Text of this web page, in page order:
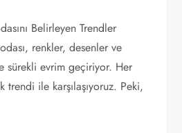
Belirleyen Trendler
renkler, desenler ve
sürekli evrim geçiriyor. Her
trendi ile karşılaşıyoruz. Peki,